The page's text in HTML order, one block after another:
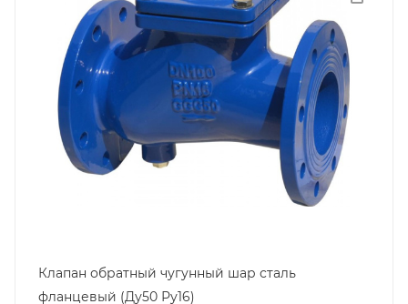
Клапан обратный чугунный шар сталь
фланцевый (Ду50 Ру16)